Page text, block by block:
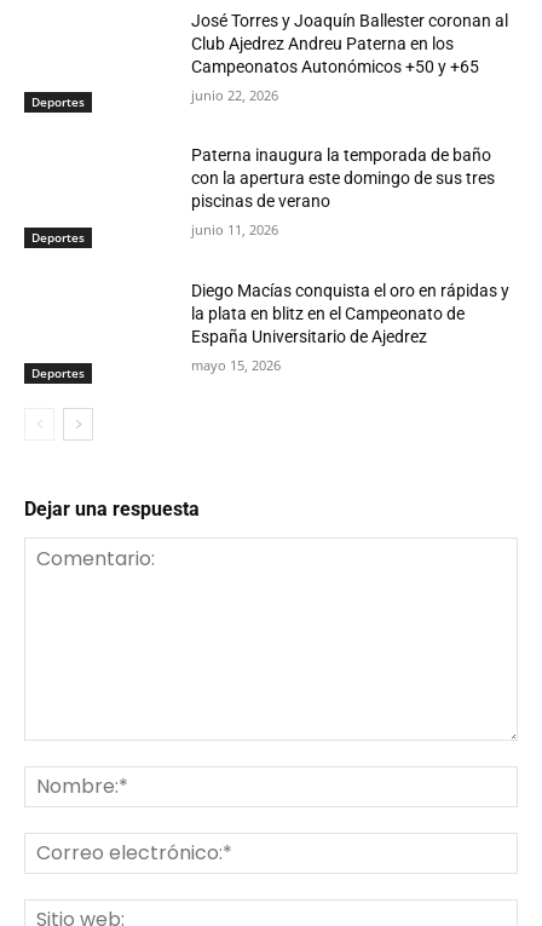
Deportes
José Torres y Joaquín Ballester coronan al
Club Ajedrez Andreu Paterna en los
Campeonatos Autonómicos +50 y +65
junio 22, 2026
Deportes
Paterna inaugura la temporada de baño
con la apertura este domingo de sus tres
piscinas de verano
junio 11, 2026
Deportes
Diego Macías conquista el oro en rápidas y
la plata en blitz en el Campeonato de
España Universitario de Ajedrez
mayo 15, 2026
Dejar una respuesta